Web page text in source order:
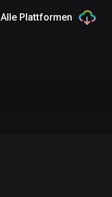
Alle Plattformen